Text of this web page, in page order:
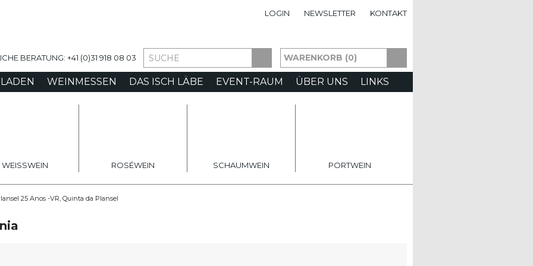
LOGIN NEWSLETTER KONTAKT
WARENKORB (0)
BERATUNG: +41 (0)31 918 08 03
WEINMESSEN DAS ISCH LÄBE EVENT-RAUM ÜBER UNS LINKS
WEISSWEIN ROSÉWEIN SCHAUMWEIN PORTWEIN
25 Anos -VR, Quinta da Plansel